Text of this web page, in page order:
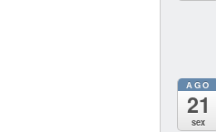
AGO
21
sex